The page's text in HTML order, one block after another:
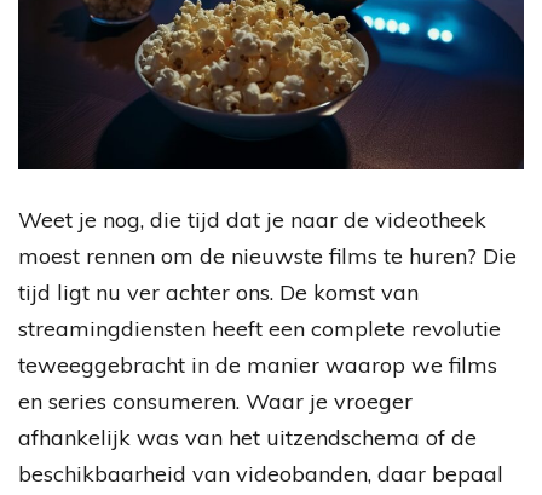
Weet je nog, die tijd dat je naar de videotheek
moest rennen om de nieuwste films te huren? Die
tijd ligt nu ver achter ons. De komst van
streamingdiensten heeft een complete revolutie
teweeggebracht in de manier waarop we films
en series consumeren. Waar je vroeger
afhankelijk was van het uitzendschema of de
beschikbaarheid van videobanden, daar bepaal